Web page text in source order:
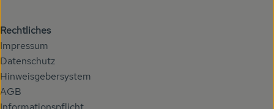
Rechtliches
Impressum
Datenschutz
Hinweisgebersystem
AGB